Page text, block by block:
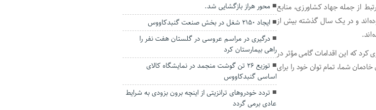
از جمله جهاد کشاورزی، منابع
و در یک سال گذشته بیش از
کرد که این اقدامات گامی مؤثر در
شما، تمام توان خود را برای
محور هراز بازگشایی شد.
ایجاد ۲۱۵۰ شغل در بخش صنعت گنبدکاووس
درگیری در مراسم عروسی در گلستان هفت نفر را
راهی بیمارستان کرد
توزیع ۲۶ تن گوشت منجمد در نمایشگاه کالای
اساسی گنبدکاووس
تردد خودروهای ترانزیتی از اینچه برون بزودی به شرایط
عادی برمی گردد